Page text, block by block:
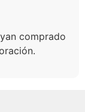
comprado